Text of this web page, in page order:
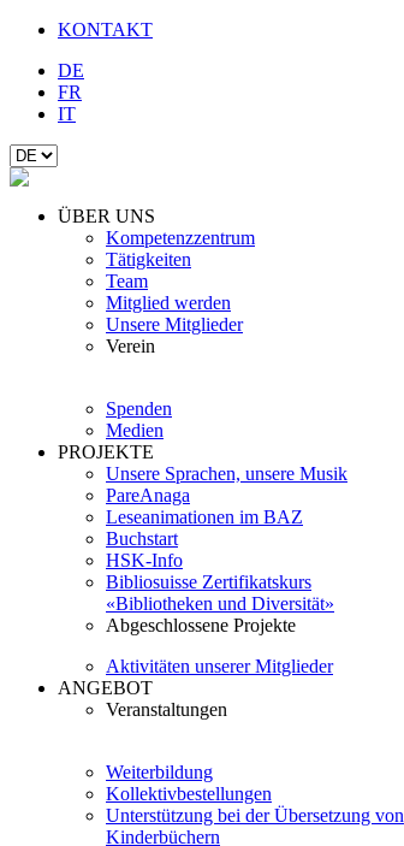
KONTAKT
DE
FR
IT
ÜBER UNS
Kompetenzzentrum
Tätigkeiten
Team
Mitglied werden
Unsere Mitglieder
Verein
Spenden
Medien
PROJEKTE
Unsere Sprachen, unsere Musik
PareAnaga
Leseanimationen im BAZ
Buchstart
HSK-Info
Bibliosuisse Zertifikatskurs
«Bibliotheken und Diversität»
Abgeschlossene Projekte
Aktivitäten unserer Mitglieder
ANGEBOT
Veranstaltungen
Weiterbildung
Kollektivbestellungen
Unterstützung bei der Übersetzung von
Kinderbüchern